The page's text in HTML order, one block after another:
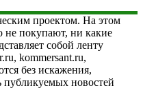
проектом. На этом
не покупают, ни какие
собой ленту
kommersant.ru,
без искажения,
публикуемых новостей